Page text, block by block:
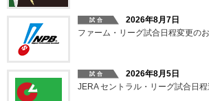
2026年8月7日
ファーム・リーグ試合日程変更の
2026年8月5日
JERA セントラル・リーグ試合日